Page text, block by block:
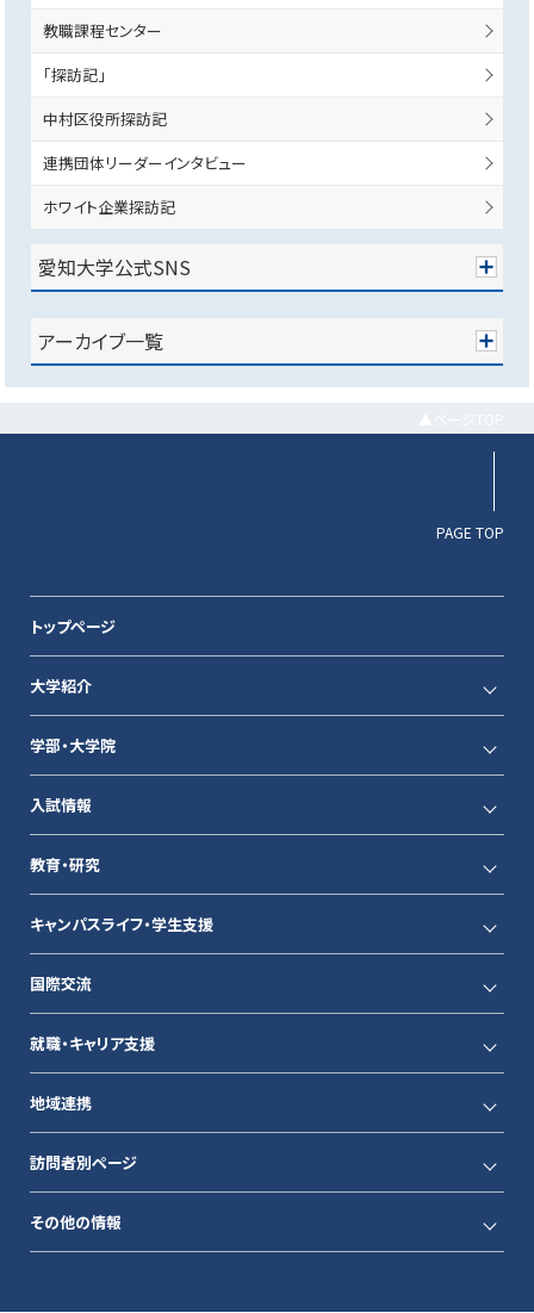
教職課程センター
「探訪記」
中村区役所探訪記
連携団体リーダーインタビュー
ホワイト企業探訪記
愛知大学公式SNS
アーカイブ一覧
PAGE TOP
トップページ
大学紹介
学部・大学院
入試情報
教育・研究
キャンパスライフ・学生支援
国際交流
就職・キャリア支援
地域連携
訪問者別ページ
その他の情報